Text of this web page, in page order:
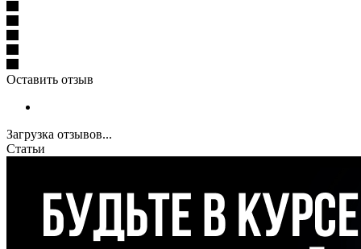
Оставить отзыв
Загрузка отзывов...
Статьи